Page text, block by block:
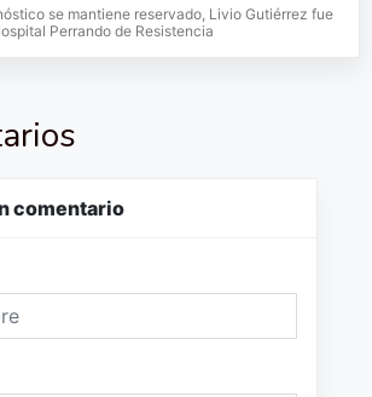
se mantiene reservado, Livio Gutiérrez fue
Perrando de Resistencia
comentario